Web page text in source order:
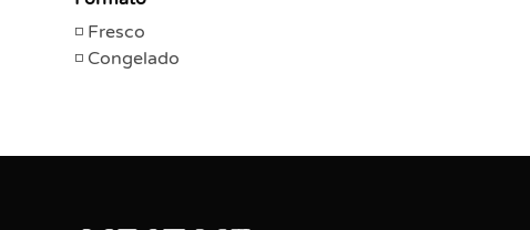
Fresco
Congelado